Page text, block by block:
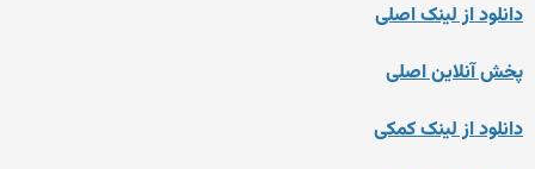
دانلود از لینک اصلی
پخش آنلاین اصلی
دانلود از لینک کمکی